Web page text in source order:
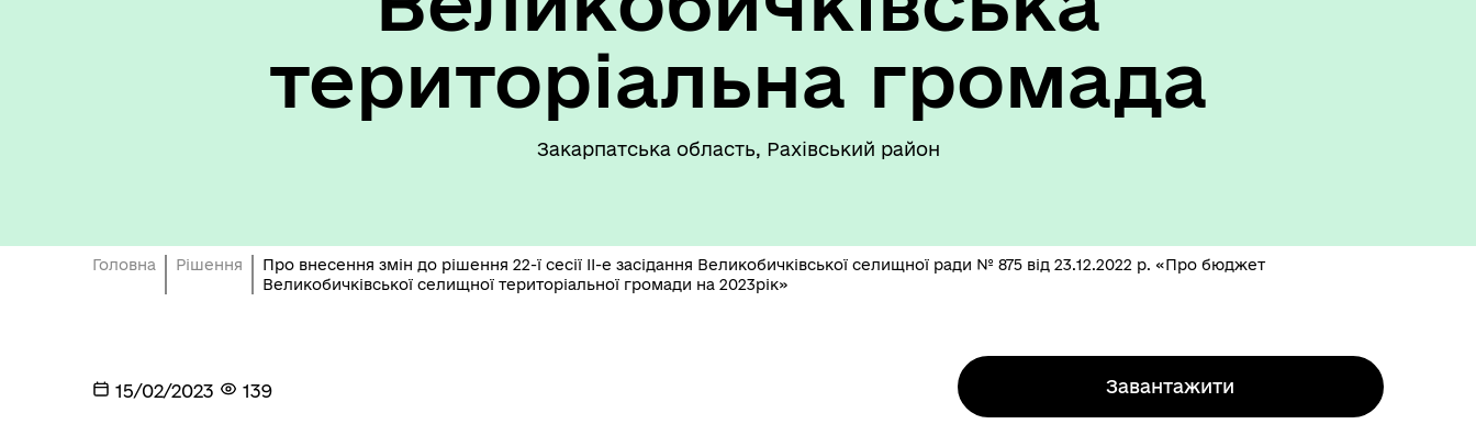
територіальна громада
Закарпатська область, Рахівський район
Головна Рішення
Про внесення змін до рішення 22-ї сесії ІІ-е засідання Великобичківської селищної ради № 875 від 23.12.2022 р. «Про бюджет
Великобичківської селищної територіальної громади на 2023рік»
15/02/2023 139 Завантажити